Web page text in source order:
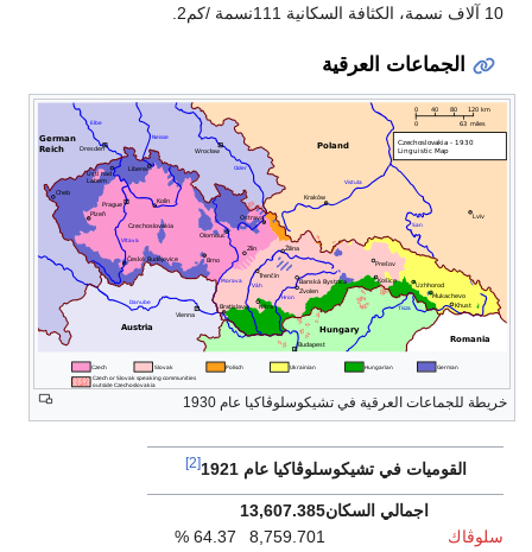
10 آلاف نسمة، الكثافة السكانية 111نسمة /كم2.
الجماعات العرقية
خريطة للجماعات العرقية في تشيكوسلوڤاكيا عام 1930
القوميات في تشيكوسلوڤاكيا عام 1921 [2]
اجمالي السكان13,607.385
سلوڤاك
8,759.701
64.37 %